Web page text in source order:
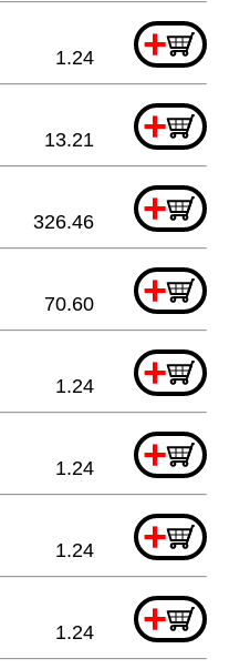
+
1.24
+
13.21
+
326.46
+
70.60
+
1.24
+
1.24
+
1.24
+
1.24